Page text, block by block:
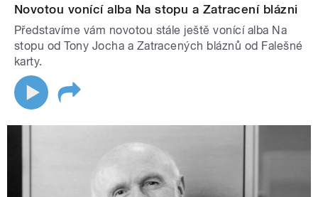
Novotou vonící alba Na stopu a Zatracení blázni
Představíme vám novotou stále ještě vonící alba Na
stopu od Tony Jocha a Zatracených bláznů od Falešné
karty.